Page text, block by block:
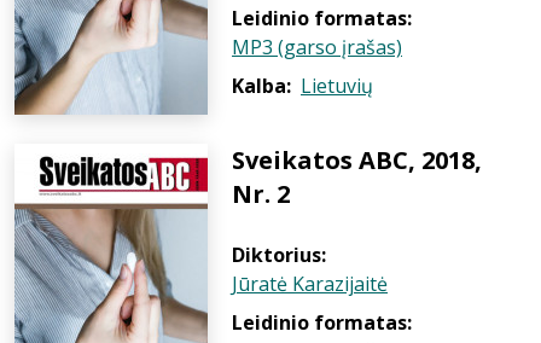
Leidinio formatas:
MP3 (garso įrašas)
Kalba: Lietuvių
Sveikatos ABC, 2018,
Nr. 2
Diktorius:
Jūratė Karazijaitė
Leidinio formatas: